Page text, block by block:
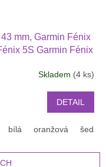
mm, Garmin Fénix
5S Garmin Fénix
Skladem (4 ks)
DETAIL
bílá oranžová šedá